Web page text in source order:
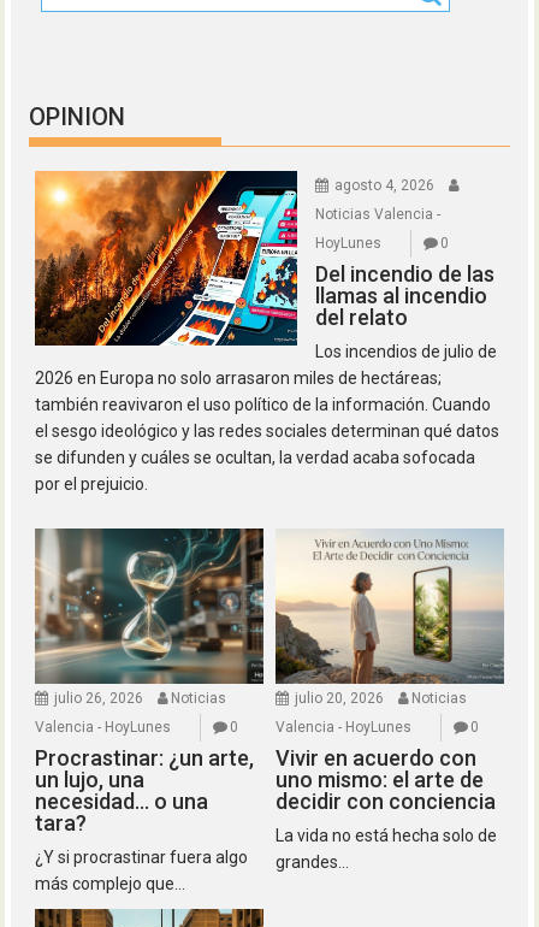
OPINION
agosto 4, 2026
Noticias Valencia -
HoyLunes
0
Del incendio de las
llamas al incendio
del relato
Los incendios de julio de
2026 en Europa no solo arrasaron miles de hectáreas;
también reavivaron el uso político de la información. Cuando
el sesgo ideológico y las redes sociales determinan qué datos
se difunden y cuáles se ocultan, la verdad acaba sofocada
por el prejuicio.
julio 26, 2026
Noticias
Valencia - HoyLunes
0
Procrastinar: ¿un arte,
un lujo, una
necesidad… o una
tara?
¿Y si procrastinar fuera algo
más complejo que...
julio 20, 2026
Noticias
Valencia - HoyLunes
0
Vivir en acuerdo con
uno mismo: el arte de
decidir con conciencia
La vida no está hecha solo de
grandes...